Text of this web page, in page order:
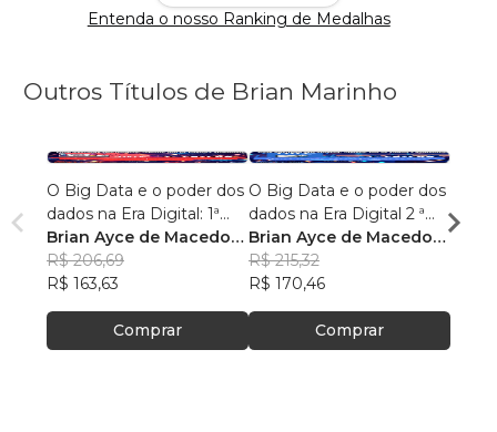
Entenda o nosso Ranking de Medalhas
Outros Títulos de Brian Marinho
O Big Data e o poder dos
dados na Era Digital: 1ª
Edição.
Brian Ayce de Macedo
Marinho
R$ 206,69
R$ 163,63
Comprar
O Big Data e o poder dos
dados na Era Digital 2 ª
Edição:
Brian Ayce de Macedo
Marinho
R$ 215,32
R$ 170,46
Comprar